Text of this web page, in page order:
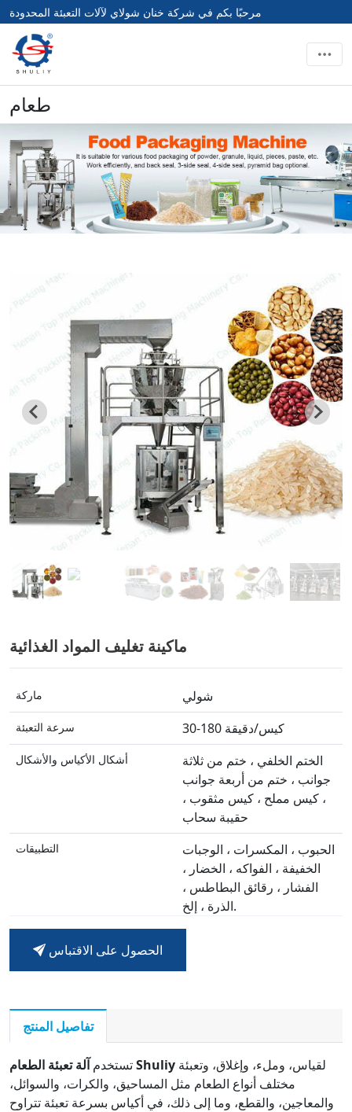
مرحبًا بكم في شركة خنان شولاي لآلات التعبئة المحدودة
طعام
ماكينة تغليف المواد الغذائية
ماركة شولي
سرعة التعبئة 30-180 كيس/دقيقة
أشكال الأكياس والأشكال
الختم الخلفي ، ختم من ثلاثة
جوانب ، ختم من أربعة جوانب
، كيس مملح ، كيس مثقوب ،
حقيبة سحاب
التطبيقات
الحبوب ، المكسرات ، الوجبات
الخفيفة ، الفواكه ، الخضار ،
الفشار ، رقائق البطاطس ،
الذرة ، إلخ.
الحصول على الاقتباس
تفاصيل المنتج
تستخدمآلة تعبئة الطعام Shuliy
مختلف أنواع الطعام مثل المساحيق، والكرات، والسوائل،
والمعاجين، والقطع، وما إلى ذلك، في أكياس بسرعة تعبئة تتراوح